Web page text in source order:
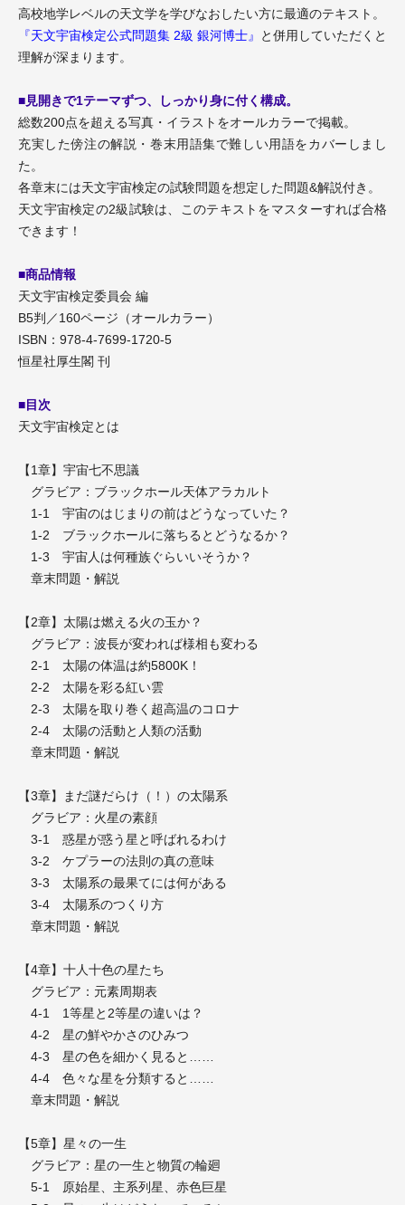
高校地学レベルの天文学を学びなおしたい方に最適のテキスト。
『天文宇宙検定公式問題集 2級 銀河博士』
と併用していただくと
理解が深まります。
■見開きで1テーマずつ、しっかり身に付く構成。
総数200点を超える写真・イラストをオールカラーで掲載。
充実した傍注の解説・巻末用語集で難しい用語をカバーしまし
た。
各章末には天文宇宙検定の試験問題を想定した問題&解説付き。
天文宇宙検定の2級試験は、このテキストをマスターすれば合格
できます！
■商品情報
天文宇宙検定委員会 編
B5判／160ページ（オールカラー）
ISBN：978-4-7699-1720-5
恒星社厚生閣 刊
■目次
天文宇宙検定とは
【1章】宇宙七不思議
グラビア：ブラックホール天体アラカルト
1-1 宇宙のはじまりの前はどうなっていた？
1-2 ブラックホールに落ちるとどうなるか？
1-3 宇宙人は何種族ぐらいいそうか？
章末問題・解説
【2章】太陽は燃える火の玉か？
グラビア：波長が変われば様相も変わる
2-1 太陽の体温は約5800K！
2-2 太陽を彩る紅い雲
2-3 太陽を取り巻く超高温のコロナ
2-4 太陽の活動と人類の活動
章末問題・解説
【3章】まだ謎だらけ（！）の太陽系
グラビア：火星の素顔
3-1 惑星が惑う星と呼ばれるわけ
3-2 ケプラーの法則の真の意味
3-3 太陽系の最果てには何がある
3-4 太陽系のつくり方
章末問題・解説
【4章】十人十色の星たち
グラビア：元素周期表
4-1 1等星と2等星の違いは？
4-2 星の鮮やかさのひみつ
4-3 星の色を細かく見ると……
4-4 色々な星を分類すると……
章末問題・解説
【5章】星々の一生
グラビア：星の一生と物質の輪廻
5-1 原始星、主系列星、赤色巨星